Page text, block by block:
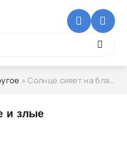
» Солнце сияет на благие и злые
и злые